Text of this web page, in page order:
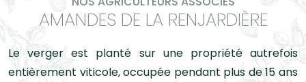
AMANDES DE LA RENJARDIÈRE
Le verger est planté sur une propriété autrefois
entièrement viticole, occupée pendant plus de 15 ans